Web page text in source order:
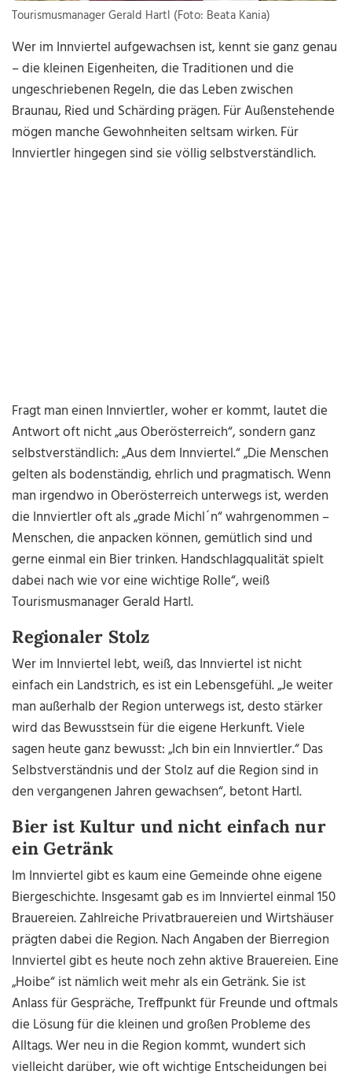
Tourismusmanager Gerald Hartl (Foto: Beata Kania)
Wer im Innviertel aufgewachsen ist, kennt sie ganz genau
– die kleinen Eigenheiten, die Traditionen und die
ungeschriebenen Regeln, die das Leben zwischen
Braunau, Ried und Schärding prägen. Für Außenstehende
mögen manche Gewohnheiten seltsam wirken. Für
Innviertler hingegen sind sie völlig selbstverständlich.
Fragt man einen Innviertler, woher er kommt, lautet die
Antwort oft nicht „aus Oberösterreich“, sondern ganz
selbstverständlich: „Aus dem Innviertel.“ „Die Menschen
gelten als bodenständig, ehrlich und pragmatisch. Wenn
man irgendwo in Oberösterreich unterwegs ist, werden
die Innviertler oft als „grade Michl´n“ wahrgenommen –
Menschen, die anpacken können, gemütlich sind und
gerne einmal ein Bier trinken. Handschlagqualität spielt
dabei nach wie vor eine wichtige Rolle“, weiß
Tourismusmanager Gerald Hartl.
Regionaler Stolz
Wer im Innviertel lebt, weiß, das Innviertel ist nicht
einfach ein Landstrich, es ist ein Lebensgefühl. „Je weiter
man außerhalb der Region unterwegs ist, desto stärker
wird das Bewusstsein für die eigene Herkunft. Viele
sagen heute ganz bewusst: „Ich bin ein Innviertler.“ Das
Selbstverständnis und der Stolz auf die Region sind in
den vergangenen Jahren gewachsen“, betont Hartl.
Bier ist Kultur und nicht einfach nur
ein Getränk
Im Innviertel gibt es kaum eine Gemeinde ohne eigene
Biergeschichte. Insgesamt gab es im Innviertel einmal 150
Brauereien. Zahlreiche Privatbrauereien und Wirtshäuser
prägten dabei die Region. Nach Angaben der Bierregion
Innviertel gibt es heute noch zehn aktive Brauereien. Eine
„Hoibe“ ist nämlich weit mehr als ein Getränk. Sie ist
Anlass für Gespräche, Treffpunkt für Freunde und oftmals
die Lösung für die kleinen und großen Probleme des
Alltags. Wer neu in die Region kommt, wundert sich
vielleicht darüber, wie oft wichtige Entscheidungen bei